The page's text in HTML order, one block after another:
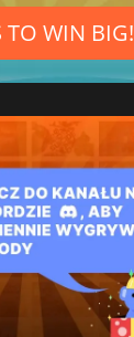
TO WIN BIG!